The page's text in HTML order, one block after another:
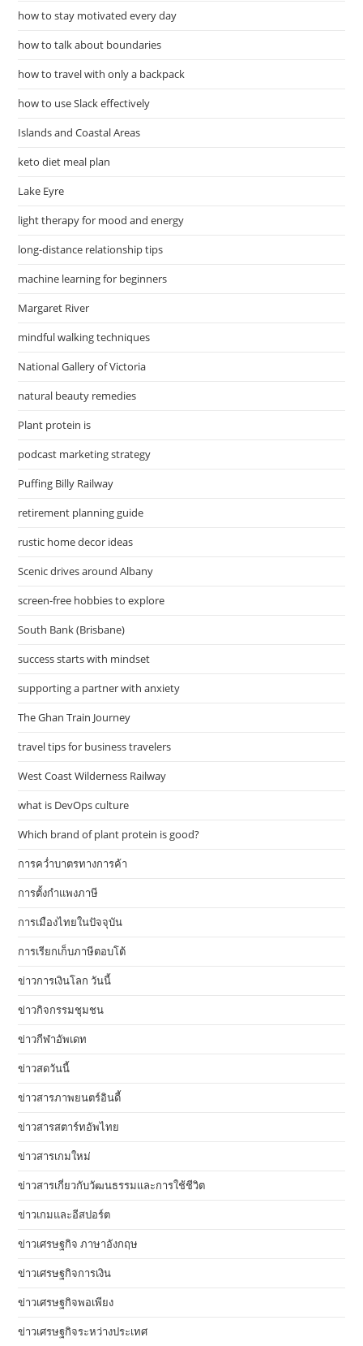
how to stay motivated every day
how to talk about boundaries
how to travel with only a backpack
how to use Slack effectively
Islands and Coastal Areas
keto diet meal plan
Lake Eyre
light therapy for mood and energy
long-distance relationship tips
machine learning for beginners
Margaret River
mindful walking techniques
National Gallery of Victoria
natural beauty remedies
Plant protein is
podcast marketing strategy
Puffing Billy Railway
retirement planning guide
rustic home decor ideas
Scenic drives around Albany
screen-free hobbies to explore
South Bank (Brisbane)
success starts with mindset
supporting a partner with anxiety
The Ghan Train Journey
travel tips for business travelers
West Coast Wilderness Railway
what is DevOps culture
Which brand of plant protein is good?
การคว่ำบาตรทางการค้า
การตั้งกำแพงภาษี
การเมืองไทยในปัจจุบัน
การเรียกเก็บภาษีตอบโต้
ข่าวการเงินโลก วันนี้
ข่าวกิจกรรมชุมชน
ข่าวกีฬาอัพเดท
ข่าวสดวันนี้
ข่าวสารภาพยนตร์อินดี้
ข่าวสารสตาร์ทอัพไทย
ข่าวสารเกมใหม่
ข่าวสารเกี่ยวกับวัฒนธรรมและการใช้ชีวิต
ข่าวเกมและอีสปอร์ต
ข่าวเศรษฐกิจ ภาษาอังกฤษ
ข่าวเศรษฐกิจการเงิน
ข่าวเศรษฐกิจพอเพียง
ข่าวเศรษฐกิจระหว่างประเทศ